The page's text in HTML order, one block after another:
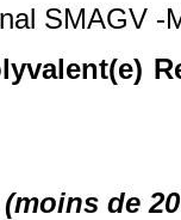
SMAGV
(moins de